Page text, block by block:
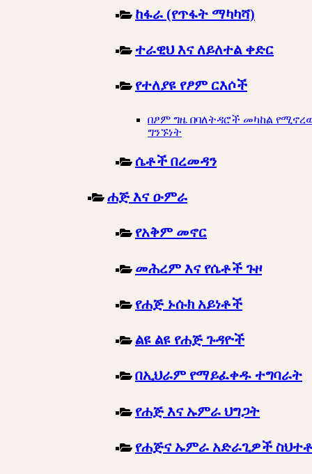
ከፋራ (የጥፋት ማካካሻ)
ተራዊህ እና ለይለተል ቀድር
የተለያዩ የፆም ርእሶች
በፆም ግዜ በባለትዳሮች መካከል
ግንኙነት
ሴቶች በረመዳን
ሐጅ እና ዑምራ
የአቅም መኖር
መሕረም እና የሴቶች ጉዞ
የሐጅ ኑሱክ አይነቶች
ልዩ ልዩ የሐጅ ጉዳዮች
በኢህራም የማይፈቀዱ ተግባራት
የሐጅ እና ኡምራ ህግጋት
የሐጅና ኡምራ አድራጊዎች